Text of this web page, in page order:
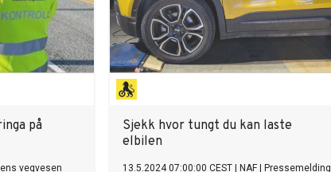
på
vegvesen
Sjekk hvor tungt du kan laste
elbilen
13.5.2024 07:00:00 CEST NAF Pressemelding